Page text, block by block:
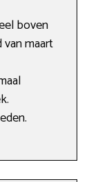
boven
van maart